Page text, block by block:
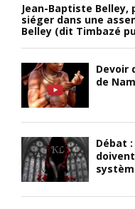
Jean-Baptiste
siéger dans une
Belley (dit Timbazé
Devoir
de
Débat